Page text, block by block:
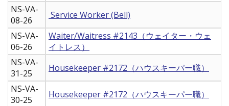
NS-VA-
08-26
Service Worker (Bell)
NS-VA-
06-26
Waiter/Waitress #2143（ウェイター・ウェ
イトレス）
NS-VA-
31-25
Housekeeper #2172（ハウスキーパー職）
NS-VA-
30-25
Housekeeper #2172（ハウスキーパー職）